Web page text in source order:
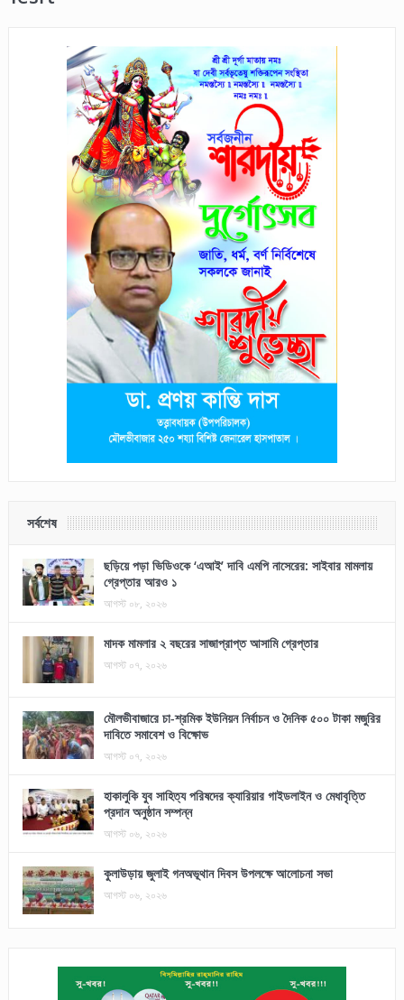
সর্বশেষ
ছড়িয়ে পড়া ভিডিওকে ‘এআই’ দাবি এমপি নাসেরের: সাইবার মামলায়
গ্রেপ্তার আরও ১
আগস্ট ০৮, ২০২৬
মাদক মামলার ২ বছরের সাজাপ্রাপ্ত আসামি গ্রেপ্তার
আগস্ট ০৭, ২০২৬
মৌলভীবাজারে চা-শ্রমিক ইউনিয়ন নির্বাচন ও দৈনিক ৫০০ টাকা মজুরির
দাবিতে সমাবেশ ও বিক্ষোভ
আগস্ট ০৭, ২০২৬
হাকালুকি যুব সাহিত্য পরিষদের ক্যারিয়ার গাইডলাইন ও মেধাবৃত্তি
প্রদান অনুষ্ঠান সম্পন্ন
আগস্ট ০৬, ২০২৬
কুলাউড়ায় জুলাই গনঅভূথান দিবস উপলক্ষে আলোচনা সভা
আগস্ট ০৬, ২০২৬